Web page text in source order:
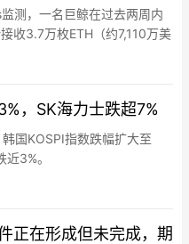
测，一名巨鲸在过去两周内
收3.7万枚ETH（约7,110万美
美元）于过去3小时内到
，SK海力士跌超7%
国KOSPI指数跌幅扩大至
3%。
正在形成但未完成，期